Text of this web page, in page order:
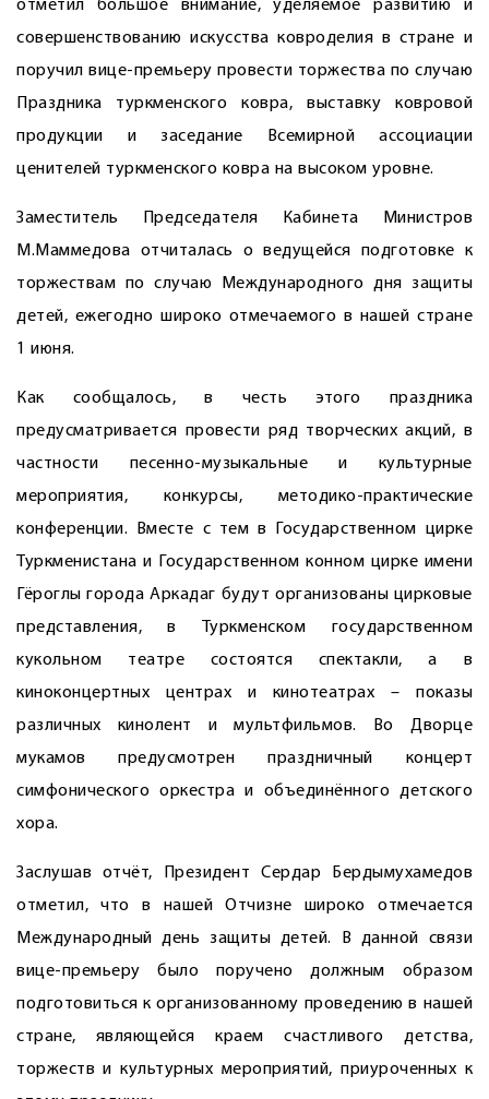
отметил большое внимание, уделяемое развитию и
совершенствованию искусства ковроделия в стране и
поручил вице-премьеру провести торжества по случаю
Праздника туркменского ковра, выставку ковровой
продукции и заседание Всемирной ассоциации
ценителей туркменского ковра на высоком уровне.
Заместитель Председателя Кабинета Министров
М.Маммедова отчиталась о ведущейся подготовке к
торжествам по случаю Международного дня защиты
детей, ежегодно широко отмечаемого в нашей стране
1 июня.
Как сообщалось, в честь этого праздника
предусматривается провести ряд творческих акций, в
частности песенно-музыкальные и культурные
мероприятия, конкурсы, методико-практические
конференции. Вместе с тем в Государственном цирке
Туркменистана и Государственном конном цирке имени
Гёроглы города Аркадаг будут организованы цирковые
представления, в Туркменском государственном
кукольном театре состоятся спектакли, а в
киноконцертных центрах и кинотеатрах – показы
различных кинолент и мультфильмов. Во Дворце
мукамов предусмотрен праздничный концерт
симфонического оркестра и объединённого детского
хора.
Заслушав отчёт, Президент Сердар Бердымухамедов
отметил, что в нашей Отчизне широко отмечается
Международный день защиты детей. В данной связи
вице-премьеру было поручено должным образом
подготовиться к организованному проведению в нашей
стране, являющейся краем счастливого детства,
торжеств и культурных мероприятий, приуроченных к